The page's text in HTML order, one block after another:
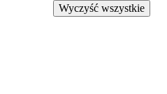
Wyczyść wszystkie